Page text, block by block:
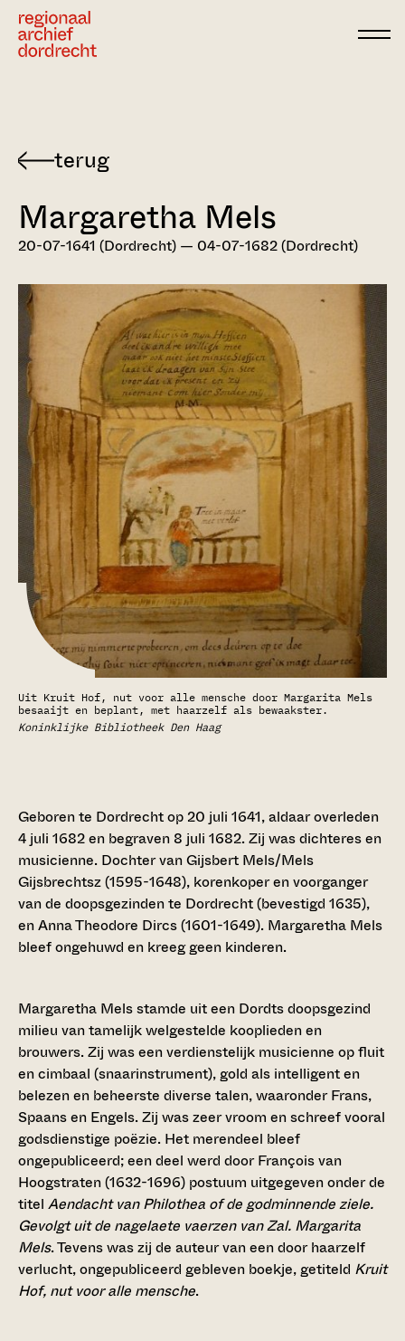
Terug
Dordts
biografisch
woordenboek
Margaretha Mels
20-07-1641 (Dordrecht) — 04-07-1682 (Dordrecht)
Uit Kruit Hof, nut voor alle mensche door Margarita Mels
besaaijt en beplant, met haarzelf als bewaakster.
Koninklijke Bibliotheek Den Haag
Geboren te Dordrecht op 20 juli 1641, aldaar overleden
4 juli 1682 en begraven 8 juli 1682. Zij was dichteres en
musicienne. Dochter van Gijsbert Mels/Mels
Gijsbrechtsz (1595-1648), korenkoper en voorganger
van de doopsgezinden te Dordrecht (bevestigd 1635),
en Anna Theodore Dircs (1601-1649). Margaretha Mels
bleef ongehuwd en kreeg geen kinderen.
Margaretha Mels stamde uit een Dordts doopsgezind
milieu van tamelijk welgestelde kooplieden en
brouwers. Zij was een verdienstelijk musicienne op fluit
en cimbaal (snaarinstrument), gold als intelligent en
belezen en beheerste diverse talen, waaronder Frans,
Spaans en Engels. Zij was zeer vroom en schreef vooral
godsdienstige poëzie. Het merendeel bleef
ongepubliceerd; een deel werd door François van
Hoogstraten (1632-1696) postuum uitgegeven onder de
titel Aendacht van Philothea of de godminnende ziele.
Gevolgt uit de nagelaete vaerzen van Zal. Margarita
Mels. Tevens was zij de auteur van een door haarzelf
verlucht, ongepubliceerd gebleven boekje, getiteld Kruit
Hof, nut voor alle mensche.